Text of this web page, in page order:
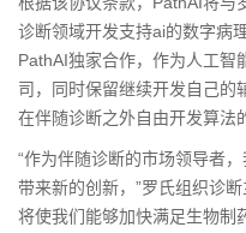
诊断领域开发支持ai的数字病
PathAI独家合作，作为人工智
司，同时保留继续开发自己的
在伴随诊断之外自由开发算法
“作为伴随诊断的市场领导者
带来新的创新，”罗氏组织诊
将使我们能够加快满足生物制